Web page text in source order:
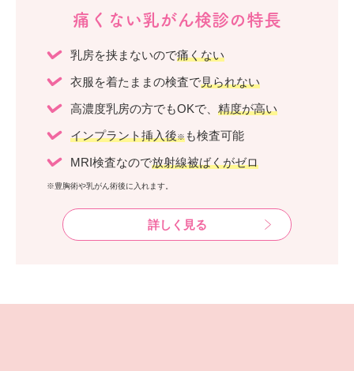
痛くない乳がん検診の特長
乳房を挟まないので痛くない
衣服を着たままの検査で見られない
高濃度乳房の方でもOKで、 精度が高い
インプラント挿入後※ も検査可能
MRI検査なので放射線被ばくがゼロ
※豊胸術や乳がん術後に入れます。
詳しく見る